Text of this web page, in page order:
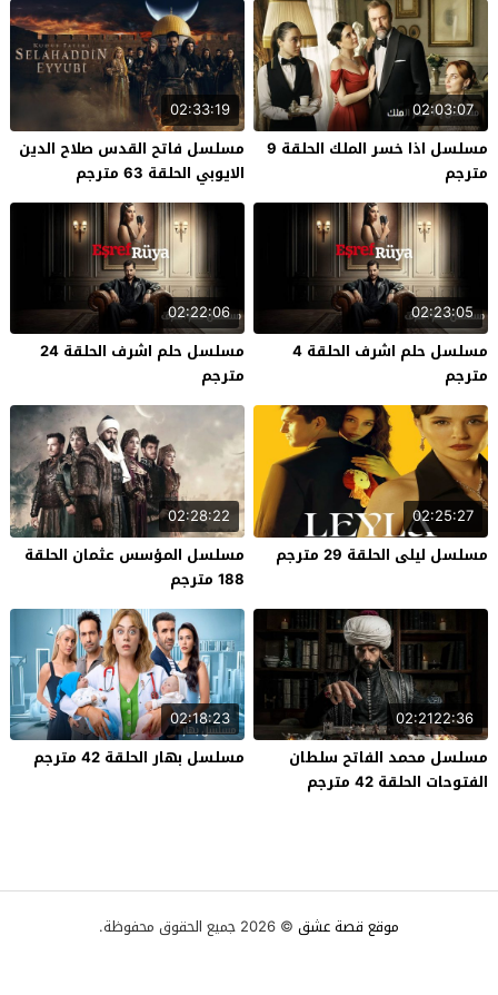
02:03:07
مسلسل اذا خسر الملك الحلقة 9
مترجم
02:33:19
مسلسل فاتح القدس صلاح الدين
الايوبي الحلقة 63 مترجم
02:23:05
مسلسل حلم اشرف الحلقة 4
مترجم
02:22:06
مسلسل حلم اشرف الحلقة 24
مترجم
02:25:27
مسلسل ليلى الحلقة 29 مترجم
02:28:22
مسلسل المؤسس عثمان الحلقة
188 مترجم
02:2122:36
مسلسل محمد الفاتح سلطان
الفتوحات الحلقة 42 مترجم
02:18:23
مسلسل بهار الحلقة 42 مترجم
موقع قصة عشق © 2026 جميع الحقوق محفوظة.